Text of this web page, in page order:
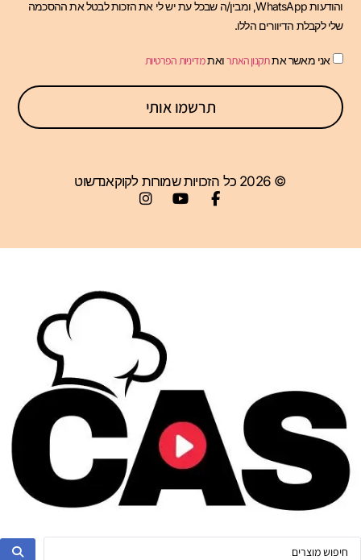
והודעות WhatsApp, ומבין/ה שבכל עת יש לי את הזכות לבטל את ההסכמה
שלי לקבלת הדיוורים הללו.
אני מאשר אתתקנון האתרואתמדיניות הפרטיות
תרשמו אותי
© 2026 כל הזכויות שמורות לקוקאנדשוט